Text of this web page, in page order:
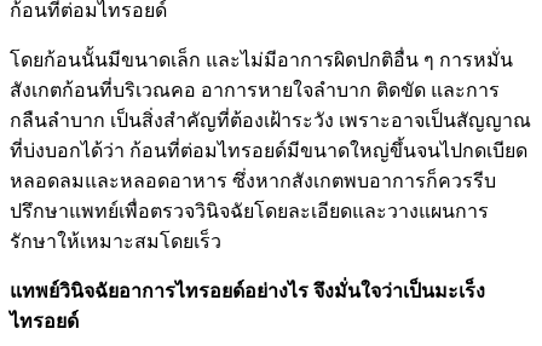
ก้อนที่ต่อมไทรอยด์
โดยก้อนนั้นมีขนาดเล็ก และไม่มีอาการผิดปกติอื่น ๆ การหมั่น
สังเกตก้อนที่บริเวณคอ อาการหายใจลำบาก ติดขัด และการ
กลืนลำบาก เป็นสิ่งสำคัญที่ต้องเฝ้าระวัง เพราะอาจเป็นสัญญาณ
ที่บ่งบอกได้ว่า ก้อนที่ต่อมไทรอยด์มีขนาดใหญ่ขึ้นจนไปกดเบียด
หลอดลมและหลอดอาหาร ซึ่งหากสังเกตพบอาการก็ควรรีบ
ปรึกษาแพทย์เพื่อตรวจวินิจฉัยโดยละเอียดและวางแผนการ
รักษาให้เหมาะสมโดยเร็ว
แทพย์วินิจฉัยอาการไทรอยด์อย่างไร จึงมั่นใจว่าเป็นมะเร็ง
ไทรอยด์